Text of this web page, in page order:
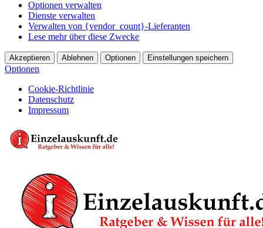
Optionen verwalten
Dienste verwalten
Verwalten von {vendor_count}-Lieferanten
Lese mehr über diese Zwecke
Akzeptieren Ablehnen Optionen Einstellungen speichern
Optionen
Cookie-Richtlinie
Datenschutz
Impressum